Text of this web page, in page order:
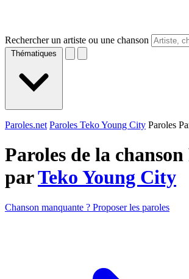
Rechercher un artiste ou une chanson
Thématiques
Paroles.net Paroles Teko Young City Paroles
Paroles de la
parTeko Young City
Chanson manquante ? Proposer les paroles